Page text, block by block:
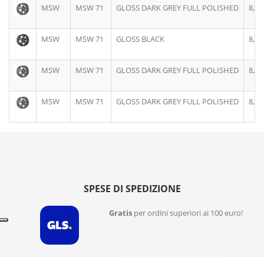
MSW MSW 71 GLOSS DARK GREY FULL POLISHED 8,0J
MSW MSW 71 GLOSS BLACK 8,0J
MSW MSW 71 GLOSS DARK GREY FULL POLISHED 8,0J
MSW MSW 71 GLOSS DARK GREY FULL POLISHED 8,5J
SPESE DI SPEDIZIONE
Gratis per ordini superiori ai 100 euro!